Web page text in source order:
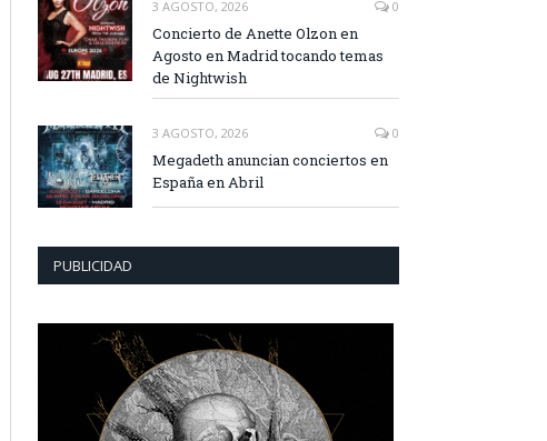
3 AGOSTO, 2026 0
Concierto de Anette Olzon en
Agosto en Madrid tocando temas
de Nightwish
3 AGOSTO, 2026 0
Megadeth anuncian conciertos en
España en Abril
PUBLICIDAD